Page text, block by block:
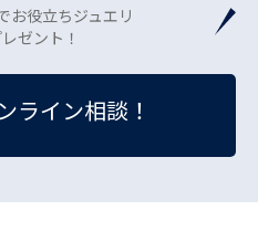
お役立ちジュエリ
ゼント！
ライン相談！